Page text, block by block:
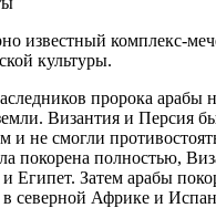
известный комплекс-
культуры.
пророка арабы
Византия и Персия
и не смогли
покорена полностью,
Египет. Затем арабы
в северной Африке и